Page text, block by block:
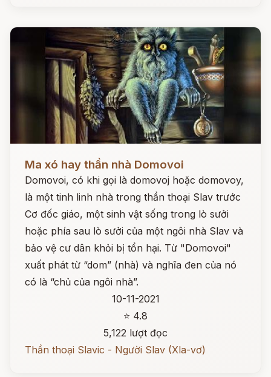
Ma xó hay thần nhà Domovoi
Domovoi, có khi gọi là domovoj hoặc domovoy,
là một tinh linh nhà trong thần thoại Slav trước
Cơ đốc giáo, một sinh vật sống trong lò sưởi
hoặc phía sau lò sưởi của một ngôi nhà Slav và
bảo vệ cư dân khỏi bị tổn hại. Từ "Domovoi"
xuất phát từ “dom” (nhà) và nghĩa đen của nó
có là “chủ của ngôi nhà”.
10-11-2021
⭐ 4.8
5,122 lượt đọc
Thần thoại Slavic - Người Slav (Xla-vơ)